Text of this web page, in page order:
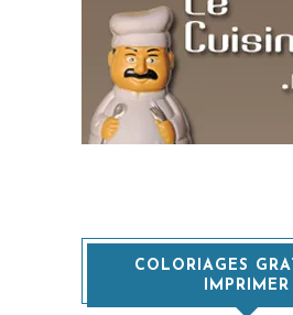
COLORIAGES
IMPRIMER